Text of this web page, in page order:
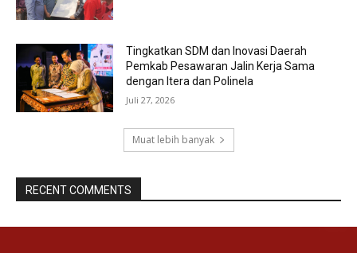
Tingkatkan SDM dan Inovasi Daerah
Pemkab Pesawaran Jalin Kerja Sama
dengan Itera dan Polinela
Juli 27, 2026
Muat lebih banyak
RECENT COMMENTS